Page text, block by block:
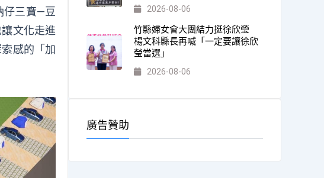
仔三寶—豆
文化走進
感的「加
2026-08-06
竹縣婦女會大團結力挺徐欣瑩
楊文科縣長再喊「一定要讓徐欣
瑩當選」
2026-08-06
廣告贊助